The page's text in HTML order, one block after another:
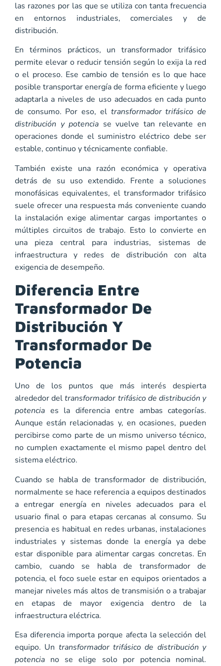
las razones por las que se utiliza con tanta frecuencia
en entornos industriales, comerciales y de
distribución.
En términos prácticos, un transformador trifásico
permite elevar o reducir tensión según lo exija la red
o el proceso. Ese cambio de tensión es lo que hace
posible transportar energía de forma eficiente y luego
adaptarla a niveles de uso adecuados en cada punto
de consumo. Por eso, el transformador trifásico de
distribución y potencia se vuelve tan relevante en
operaciones donde el suministro eléctrico debe ser
estable, continuo y técnicamente confiable.
También existe una razón económica y operativa
detrás de su uso extendido. Frente a soluciones
monofásicas equivalentes, el transformador trifásico
suele ofrecer una respuesta más conveniente cuando
la instalación exige alimentar cargas importantes o
múltiples circuitos de trabajo. Esto lo convierte en
una pieza central para industrias, sistemas de
infraestructura y redes de distribución con alta
exigencia de desempeño.
Diferencia Entre
Transformador De
Distribución Y
Transformador De
Potencia
Uno de los puntos que más interés despierta
alrededor deltransformador trifásico de distribución y
potencia es la diferencia entre ambas categorías.
Aunque están relacionadas y, en ocasiones, pueden
percibirse como parte de un mismo universo técnico,
no cumplen exactamente el mismo papel dentro del
sistema eléctrico.
Cuando se habla de transformador de distribución,
normalmente se hace referencia a equipos destinados
a entregar energía en niveles adecuados para el
usuario final o para etapas cercanas al consumo. Su
presencia es habitual en redes urbanas, instalaciones
industriales y sistemas donde la energía ya debe
estar disponible para alimentar cargas concretas. En
cambio, cuando se habla de transformador de
potencia, el foco suele estar en equipos orientados a
manejar niveles más altos de transmisión o a trabajar
en etapas de mayor exigencia dentro de la
infraestructura eléctrica.
Esa diferencia importa porque afecta la selección del
equipo. Un transformador trifásico de distribución y
potencia no se elige solo por potencia nominal.